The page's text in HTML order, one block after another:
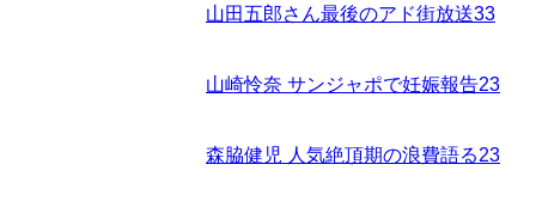
山田五郎さん最後のアド街放送33
山崎怜奈 サンジャポで妊娠報告23
森脇健児 人気絶頂期の浪費語る23